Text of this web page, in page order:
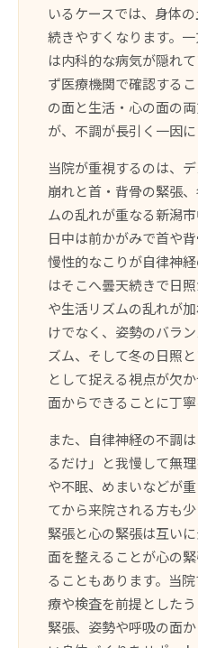
いるケースでは、身体
続きやすくなります。
は内科的な病気が隠れ
ず医療機関で確認する
の面と生活・心の面の
が、不調が長引く一因に
当院が重視するのは、
崩れと首・背骨の緊張
ムの乱れが重なる新潟
日中は前かがみで首や
慢性的なこりが自律神
はそこへ曇天続きで日
や生活リズムの乱れが
けでなく、姿勢のバラ
ズム、そして冬の日照
として捉える視点が欠
面からできることに丁寧
また、自律神経の不調
るだけ」と我慢して無
や不眠、めまいなどが
てから来院される方も
緊張と心の緊張は互い
面を整えることが心の
ることもあります。当
療や検査を前提とした
緊張、姿勢や呼吸の面